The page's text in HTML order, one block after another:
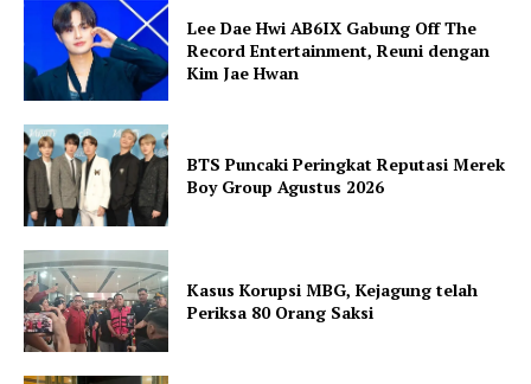
Lee Dae Hwi AB6IX Gabung Off The
Record Entertainment, Reuni dengan
Kim Jae Hwan
BTS Puncaki Peringkat Reputasi Merek
Boy Group Agustus 2026
Kasus Korupsi MBG, Kejagung telah
Periksa 80 Orang Saksi